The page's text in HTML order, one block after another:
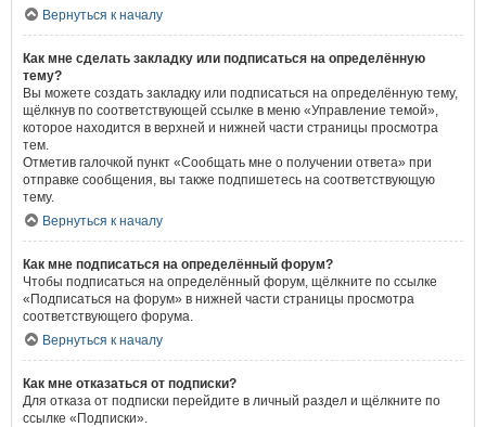
Вернуться к началу
Как мне сделать закладку или подписаться на определённую
тему?
Вы можете создать закладку или подписаться на определённую тему,
щёлкнув по соответствующей ссылке в меню «Управление темой»,
которое находится в верхней и нижней части страницы просмотра
тем.
Отметив галочкой пункт «Сообщать мне о получении ответа» при
отправке сообщения, вы также подпишетесь на соответствующую
тему.
Вернуться к началу
Как мне подписаться на определённый форум?
Чтобы подписаться на определённый форум, щёлкните по ссылке
«Подписаться на форум» в нижней части страницы просмотра
соответствующего форума.
Вернуться к началу
Как мне отказаться от подписки?
Для отказа от подписки перейдите в личный раздел и щёлкните по
ссылке «Подписки».